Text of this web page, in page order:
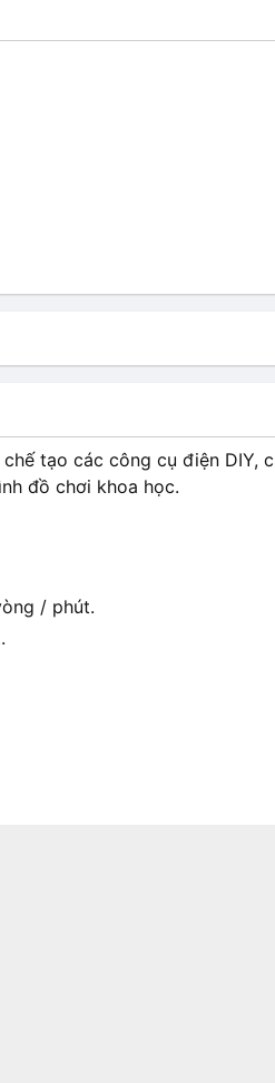
tạo các công cụ điện DIY,
đồ chơi khoa học.
/ phút.